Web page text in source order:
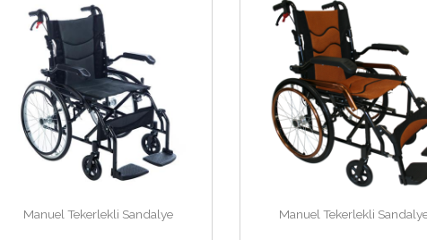
Manuel Tekerlekli Sandalye Manuel Tekerlekli